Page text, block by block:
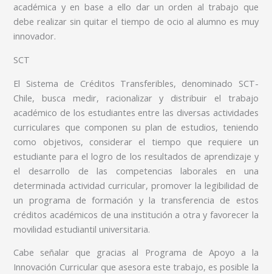
académica y en base a ello dar un orden al trabajo que
debe realizar sin quitar el tiempo de ocio al alumno es muy
innovador.
SCT
El Sistema de Créditos Transferibles, denominado SCT-
Chile, busca medir, racionalizar y distribuir el trabajo
académico de los estudiantes entre las diversas actividades
curriculares que componen su plan de estudios, teniendo
como objetivos, considerar el tiempo que requiere un
estudiante para el logro de los resultados de aprendizaje y
el desarrollo de las competencias laborales en una
determinada actividad curricular, promover la legibilidad de
un programa de formación y la transferencia de estos
créditos académicos de una institución a otra y favorecer la
movilidad estudiantil universitaria.
Cabe señalar que gracias al Programa de Apoyo a la
Innovación Curricular que asesora este trabajo, es posible la